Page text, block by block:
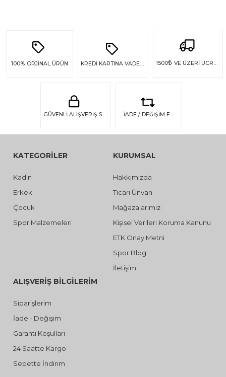
100% ORJİNAL ÜRÜN 1500₺ VE ÜZERİ ÜCRETSİZ KARGO
GÜVENLİ ALIŞVERİŞ SSL GÜVENLİĞİ İADE / DEĞİŞİM FIRSATI
KATEGORİLER
Kadın
Erkek
Çocuk
Spor Malzemeleri
KURUMSAL
Hakkımızda
Ticari Ünvan
Mağazalarımız
Kişisel Verileri Koruma Kanunu
ETK Onay Metni
Spor Blog
İletişim
ALIŞVERİŞ BİLGİLERİM
Siparişlerim
İade - Değişim
Garanti Koşulları
24 Saatte Kargo
Sepette İndirim